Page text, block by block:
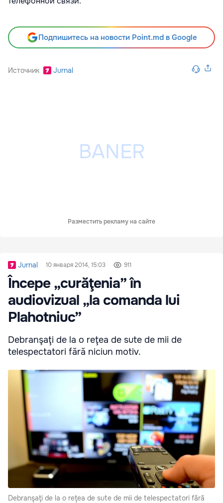
Подпишитесь на новости Point.md в Google
Источник Jurnal
Разместить рекламу на сайте
Jurnal 10 января 2014, 15:03 911
Începe „curăţenia” în
audiovizual „la comanda lui
Plahotniuc”
Debranşaţi de la o reţea de sute de mii de
telespectatori fără niciun motiv.
Debranşaţi de la o reţea de sute de mii de telespectatori fără